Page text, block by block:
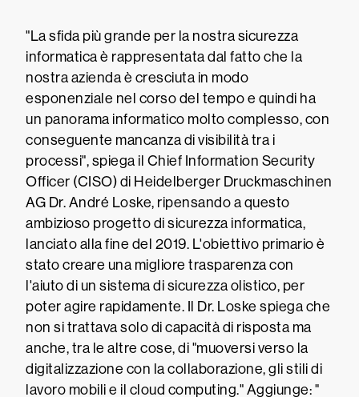
"La sfida più grande per la nostra sicurezza
informatica è rappresentata dal fatto che la
nostra azienda è cresciuta in modo
esponenziale nel corso del tempo e quindi ha
un panorama informatico molto complesso, con
conseguente mancanza di visibilità tra i
processi", spiega il Chief Information Security
Officer (CISO) di Heidelberger Druckmaschinen
AG Dr. André Loske, ripensando a questo
ambizioso progetto di sicurezza informatica,
lanciato alla fine del 2019. L'obiettivo primario è
stato creare una migliore trasparenza con
l'aiuto di un sistema di sicurezza olistico, per
poter agire rapidamente. Il Dr. Loske spiega che
non si trattava solo di capacità di risposta ma
anche, tra le altre cose, di "muoversi verso la
digitalizzazione con la collaborazione, gli stili di
lavoro mobili e il cloud computing." Aggiunge: "